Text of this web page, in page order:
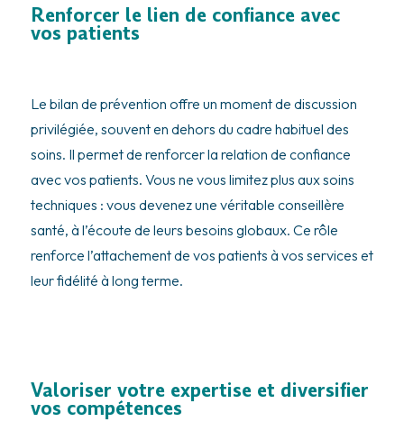
Renforcer le lien de confiance avec
vos patients
Le bilan de prévention offre un moment de discussion
privilégiée, souvent en dehors du cadre habituel des
soins. Il permet de renforcer la relation de confiance
avec vos patients. Vous ne vous limitez plus aux soins
techniques : vous devenez une véritable conseillère
santé, à l’écoute de leurs besoins globaux. Ce rôle
renforce l’attachement de vos patients à vos services et
leur fidélité à long terme.
Valoriser votre expertise et diversifier
vos compétences